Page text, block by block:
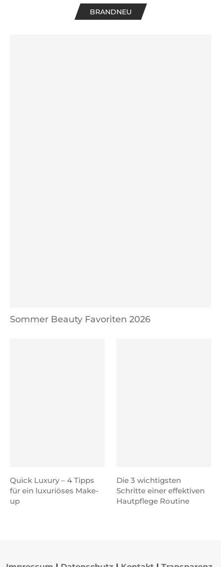
BRANDNEU
Sommer Beauty Favoriten 2026
Quick Luxury – 4 Tipps
für ein luxuriöses Make-
up
Die 3 wichtigsten
Schritte einer effektiven
Hautpflege Routine